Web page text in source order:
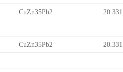
CuZn35Pb2 20.331
CuZn35Pb2 20.331